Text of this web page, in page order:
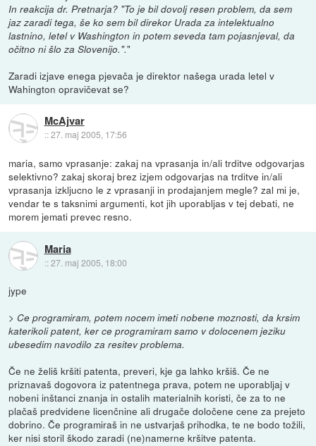
In reakcija dr. Pretnarja? "To je bil dovolj resen problem, da sem
jaz zaradi tega, še ko sem bil direkor Urada za intelektualno
lastnino, letel v Washington in potem seveda tam pojasnjeval, da
očitno ni šlo za Slovenijo."."
Zaradi izjave enega pjevača je direktor našega urada letel v
Wahington opravičevat se?
McAjvar
::27. maj 2005, 17:56
maria, samo vprasanje: zakaj na vprasanja in/ali trditve odgovarjas
selektivno? zakaj skoraj brez izjem odgovarjas na trditve in/ali
vprasanja izkljucno le z vprasanji in prodajanjem megle? zal mi je,
vendar te s taksnimi argumenti, kot jih uporabljas v tej debati, ne
morem jemati prevec resno.
Maria
::27. maj 2005, 18:00
jype
> Ce programiram, potem nocem imeti nobene moznosti, da krsim
katerikoli patent, ker ce programiram samo v dolocenem jeziku
ubesedim navodilo za resitev problema.
Če ne želiš kršiti patenta, preveri, kje ga lahko kršiš. Če ne
priznavaš dogovora iz patentnega prava, potem ne uporabljaj v
nobeni inštanci znanja in ostalih materialnih koristi, če za to ne
plačaš predvidene licenčnine ali drugače določene cene za prejeto
dobrino. Če programiraš in ne ustvarjaš prihodka, te ne bodo tožili,
ker nisi storil škodo zaradi (ne)namerne kršitve patenta.